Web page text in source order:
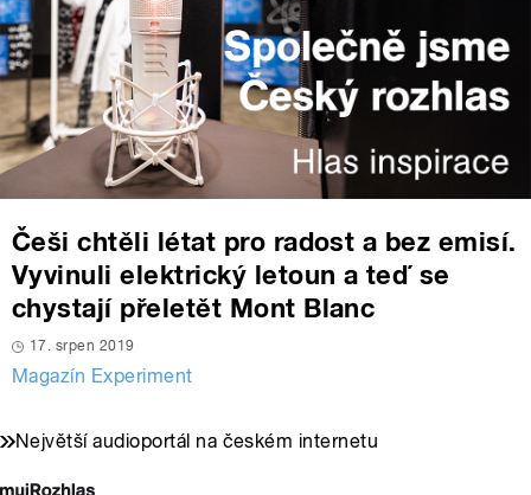
Češi chtěli létat pro radost a bez emisí.
Vyvinuli elektrický letoun a teď se
chystají přeletět Mont Blanc
17. srpen 2019
Magazín Experiment
Největší audioportál na českém internetu